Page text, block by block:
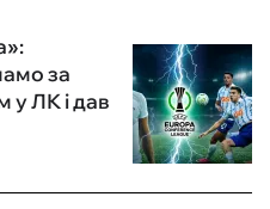
за
у ЛК і дав